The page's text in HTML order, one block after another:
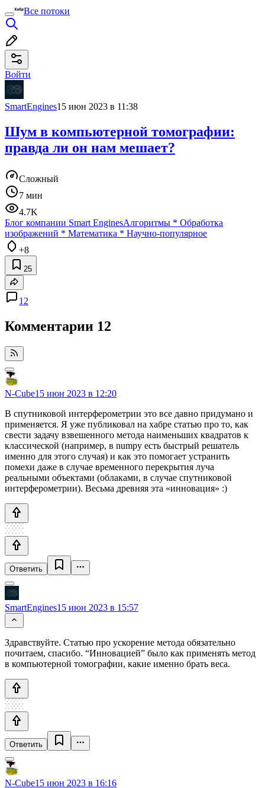
Все потоки
Войти
SmartEngines15 июн 2023 в 11:38
Шум в компьютерной томографии:
правда ли он нам мешает?
Сложный
7 мин
4.7K
Блог компании Smart EnginesАлгоритмы * Обработка
изображений * Математика * Научно-популярное
+8
25
12
Комментарии 12
N-Cube15 июн 2023 в 12:20
В спутниковой интерферометрии это все давно придумано и
применяется. Я уже публиковал на хабре статью про то, как
свести задачу взвешенного метода наименьших квадратов к
классической (например, в numpy есть быстрый решатель
именно для этого случая) и как это помогает устранить
помехи даже в случае временного перекрытия луча
реальными объектами (облаками, в случае спутниковой
интерферометрии). Весьма древняя эта «инновация» :)
Ответить
SmartEngines15 июн 2023 в 15:57
Здравствуйте. Статью про ускорение метода обязательно
почитаем, спасибо. “Инновацией” было как применять метод
в компьютерной томографии, какие именно брать веса.
Ответить
N-Cube15 июн 2023 в 16:16